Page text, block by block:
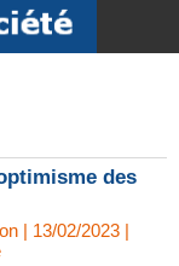
des
| 13/02/2023 |